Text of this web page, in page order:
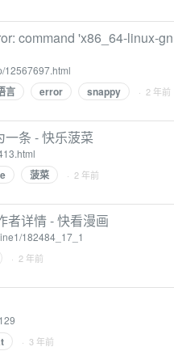
command 'x86_64-linux-
12567697.html
言 error snappy · 2 年前
条 - 快乐菠菜
菠菜 · 2 年前
者详情 - 快看漫画
182484_17_1
· 2 年前
· 3 年前